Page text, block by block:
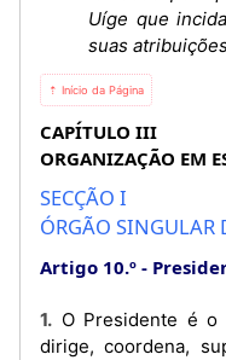
Uíge que
suas
⇡ Início da Página
CAPÍTULO III
ORGANIZAÇÃO EM
SECÇÃO I
ÓRGÃO SINGULAR
Artigo 10.º
1. O Presidente é o Órgão Singular de Gestão que
dirige, coordena,